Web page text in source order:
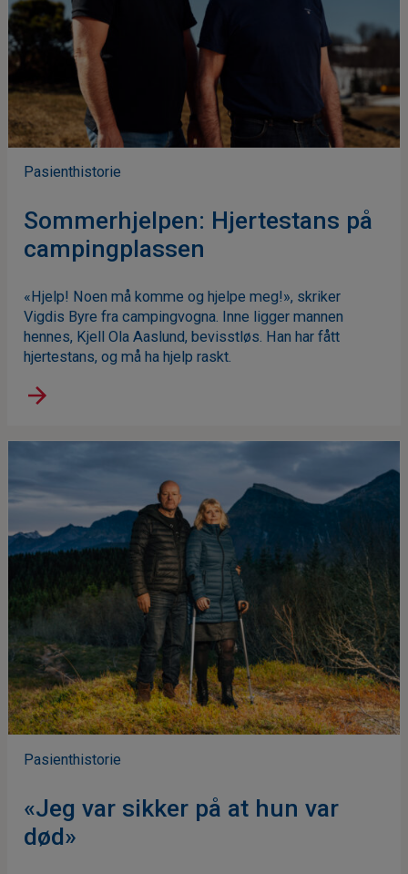
Pasienthistorie
Sommerhjelpen: Hjertestans på
campingplassen
«Hjelp! Noen må komme og hjelpe meg!», skriker
Vigdis Byre fra campingvogna. Inne ligger mannen
hennes, Kjell Ola Aaslund, bevisstløs. Han har fått
hjertestans, og må ha hjelp raskt.
Pasienthistorie
«Jeg var sikker på at hun var
død»